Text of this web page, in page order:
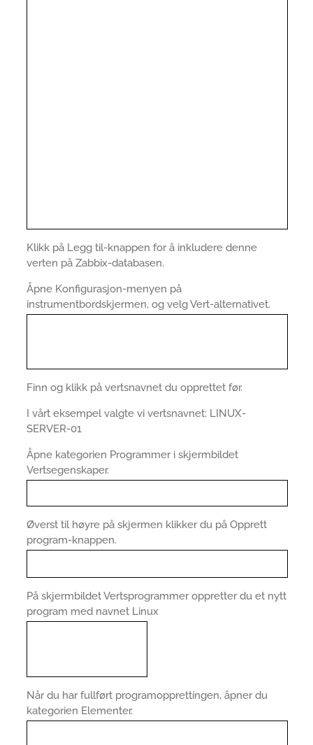
Klikk på Legg til-knappen for å inkludere denne
verten på Zabbix-databasen.
Åpne Konfigurasjon-menyen på
instrumentbordskjermen, og velg Vert-alternativet.
Finn og klikk på vertsnavnet du opprettet før.
I vårt eksempel valgte vi vertsnavnet: LINUX-
SERVER-01
Åpne kategorien Programmer i skjermbildet
Vertsegenskaper.
Øverst til høyre på skjermen klikker du på Opprett
program-knappen.
På skjermbildet Vertsprogrammer oppretter du et nytt
program med navnet Linux
Når du har fullført programopprettingen, åpner du
kategorien Elementer.